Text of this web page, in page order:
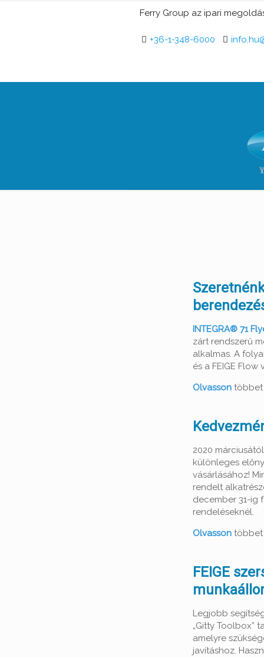
Ferry Group az ipari
+36-1-348-6000
INTEGRA® 71
zárt rendszerű
alkalmas. A
és a FEIGE
Olvasson többet
2020
különleges
vásárlásához!
rendelt
december 31-ig
rendeléseknél.
Olvasson többet
FEIGE
Legjobb
„Gitty Toolbox”
amelyre
javításhoz.